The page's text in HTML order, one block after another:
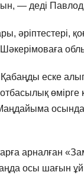
— деді
әріптестері,
еске
арналған
осы шағын